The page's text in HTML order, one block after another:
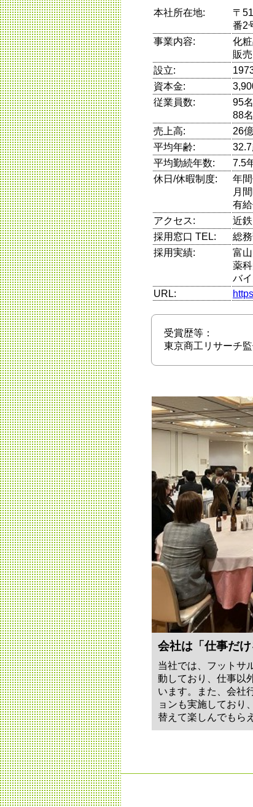
本社所在地:
〒
番2
事業内容:
化
販売
設立:
資本金:
従業員数:
95
88
売上高:
26
平均年齢:
平均勤続年数:
7.5
休日/休暇制度:
年
月
有
アクセス:
近
採用窓口 TEL:
総
採用実績:
富
薬
バ
URL:
受賞歴等：
東京商工リサーチ
会社は「仕事だ
当社では、フットサ
動しており、仕事以
います。また、会社
ョンも実施しており
替えて楽しんでもら